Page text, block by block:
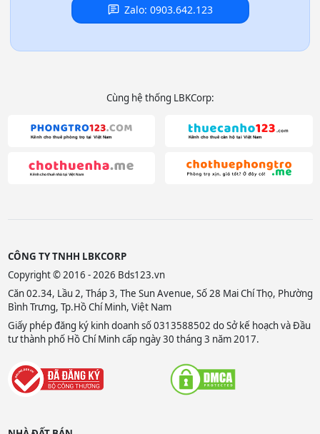
Zalo: 0903.642.123
Cùng hệ thống LBKCorp:
CÔNG TY TNHH LBKCORP
Copyright © 2016 - 2026 Bds123.vn
Căn 02.34, Lầu 2, Tháp 3, The Sun Avenue, Số 28 Mai Chí Thọ, Phường
Bình Trưng, Tp.Hồ Chí Minh, Việt Nam
Giấy phép đăng ký kinh doanh số 0313588502 do Sở kế hoạch và Đầu
tư thành phố Hồ Chí Minh cấp ngày 30 tháng 3 năm 2017.